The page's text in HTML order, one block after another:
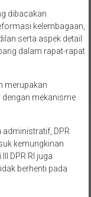
dibacakan
kelembagaan,
serta aspek detail
dalam rapat-rapat
merupakan
dengan mekanisme
DPR
kemungkinan
DPR RI juga
berhenti pada